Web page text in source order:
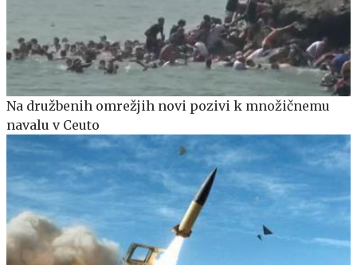
Na družbenih omrežjih novi pozivi k množičnemu
navalu v Ceuto